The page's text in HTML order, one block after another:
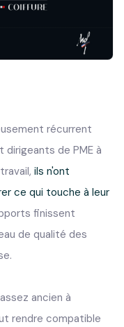
récurrent
de PME à
ils n'ont
ce qui touche à leur
finissent
de qualité des
ancien à
rendre compatible